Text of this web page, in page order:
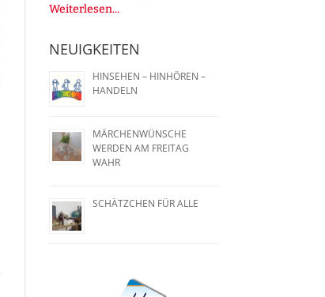
Weiterlesen...
NEUIGKEITEN
HINSEHEN – HINHÖREN –
HANDELN
MÄRCHENWÜNSCHE
WERDEN AM FREITAG
WAHR
SCHÄTZCHEN FÜR ALLE